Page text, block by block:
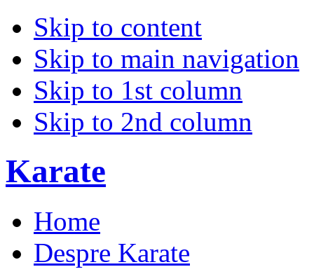
Skip to content
Skip to main navigation
Skip to 1st column
Skip to 2nd column
Karate
Home
Despre Karate